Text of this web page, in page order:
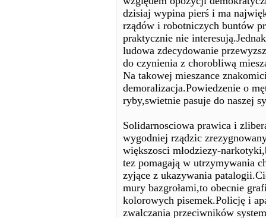
dzisiaj wypina pierś i ma
rządów i robotniczych buntów
praktycznie nie
ludowa zdecydowanie
do czynienia z chorobliwą
Na takowej mieszance
demoralizacja.Powiedzenie o
ryby,swietnie pasuje do naszej
Solidarnosciowa prawica i
wygodniej rządzic
większosci młodziezy-
tez pomagają w utrzymywania
zyjące z ukazywania
mury bazgrołami,to obecnie
kolorowych pisemek.Policję i
zwalczania przeciwników